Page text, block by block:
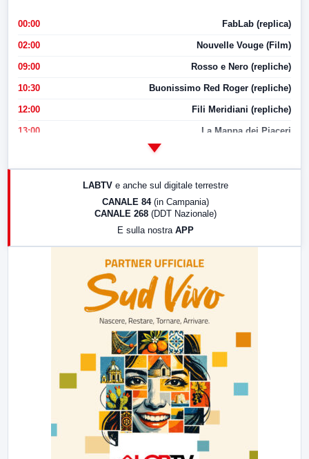
00:00 FabLab (replica)
02:00 Nouvelle Vouge (Film)
09:00 Rosso e Nero (repliche)
10:30 Buonissimo Red Roger (repliche)
12:00 Fili Meridiani (repliche)
13:00 La Mappa dei Piaceri
17:00 LabNews (replica)
LABTV e anche sul digitale terrestre
CANALE 84 (in Campania)
CANALE 268 (DDT Nazionale)
E sulla nostra APP